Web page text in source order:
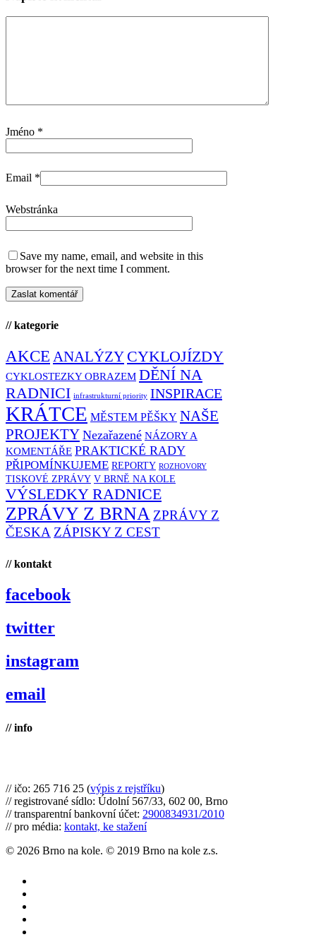
Jméno *
Email *
Webstránka
Save my name, email, and website in this
browser for the next time I comment.
// kategorie
AKCE ANALÝZY CYKLOJÍZDY
CYKLOSTEZKY OBRAZEM DĚNÍ NA
RADNICI infrastrukturní priority INSPIRACE
KRÁTCE MĚSTEM PĚŠKY NAŠE
PROJEKTY Nezařazené NÁZORY A
KOMENTÁŘE PRAKTICKÉ RADY
PŘIPOMÍNKUJEME REPORTY ROZHOVORY
TISKOVÉ ZPRÁVY V BRNĚ NA KOLE
VÝSLEDKY RADNICE
ZPRÁVY Z BRNA ZPRÁVY Z
ČESKA ZÁPISKY Z CEST
// kontakt
facebook
twitter
instagram
email
// info
// ičo: 265 716 25 (výpis z rejstříku)
// registrované sídlo: Údolní 567/33, 602 00, Brno
// transparentní bankovní účet: 2900834931/2010
// pro média: kontakt, ke stažení
© 2026 Brno na kole. © 2019 Brno na kole z.s.